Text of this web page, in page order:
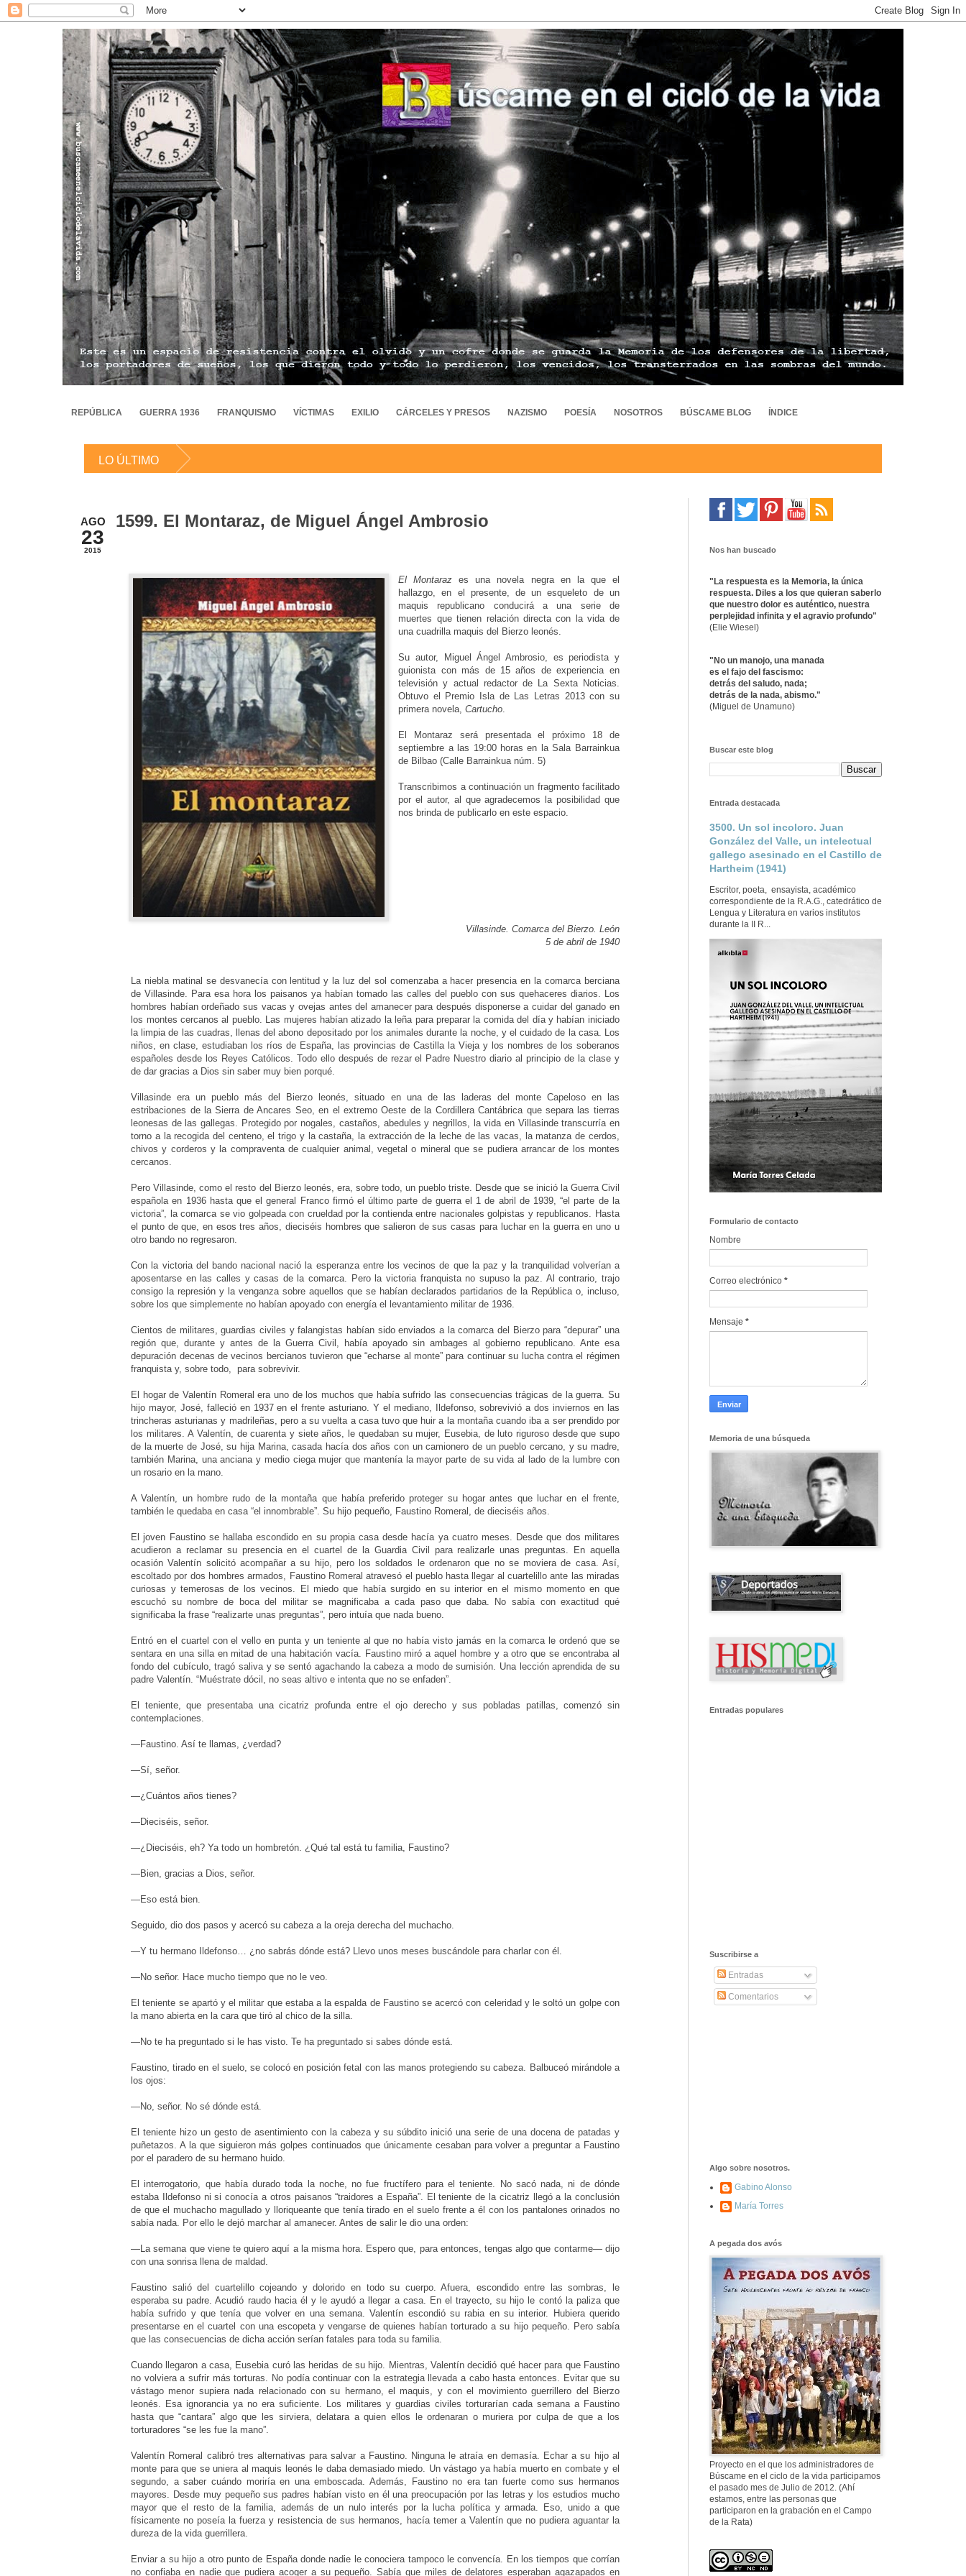
REPÚBLICA GUERRA 1936 FRANQUISMO VÍCTIMAS EXILIO CÁRCELES Y PRESOS NAZISMO POESÍA NOSOTROS BÚSCAME BLOG ÍNDICE
LO ÚLTIMO
AGO
23
2015
1599. El Montaraz, de Miguel Ángel Ambrosio
El Montaraz es una novela negra en la que
el
hallazgo, en el presente, de un esqueleto de un
maquis republicano
conducirá a una serie de
muertes que tienen relación directa con la vida de
una cuadrilla maquis del Bierzo leonés.
Su autor, Miguel Ángel Ambrosio, es periodista y
guionista con más de 15 años de experiencia en
televisión y actual redactor de La Sexta Noticias.
Obtuvo el Premio Isla de Las Letras 2013 con su
primera novela, Cartucho
El Montaraz será presentada el próximo 18 de
septiembre a las 19:00 horas en la Sala Barrainkua
de Bilbao (Calle Barrainkua núm. 5)
Transcribimos a continuación un fragmento facilitado
por el autor, al que agradecemos la posibilidad que
nos brinda de publicarlo en este espacio.
Villasinde. Comarca del Bierzo. León
5 de abril de 1940
La niebla matinal se desvanecía con lentitud y la luz del sol comenzaba a hacer presencia en la comarca berciana
de Villasinde. Para esa hora los paisanos ya habían tomado las calles del pueblo con sus quehaceres diarios. Los
hombres habían ordeñado sus vacas y ovejas antes del amanecer para después disponerse a cuidar del ganado en
los montes cercanos al pueblo. Las mujeres habían atizado la leña para preparar la comida del día y habían iniciado
la limpia de las cuadras, llenas del abono depositado por los animales durante la noche, y el cuidado de la casa. Los
niños, en clase, estudiaban los ríos de España, las provincias de Castilla la Vieja y los nombres de los soberanos
españoles desde los Reyes Católicos. Todo ello después de rezar el Padre Nuestro diario al principio de la clase y
de dar gracias a Dios sin saber muy bien porqué.
Villasinde era un pueblo más del Bierzo leonés,situado en una de las laderas del monte Capeloso en las
estribaciones de la Sierra de Ancares Seo, en el extremo Oeste de la Cordillera Cantábrica que separa las tierras
leonesas de las gallegas. Protegido por nogales, castaños, abedules y negrillos, la vida en Villasinde transcurría en
torno a la recogida del centeno, el trigo y la castaña, la extracción de la leche de las vacas, la matanza de cerdos,
chivos y corderos y la compraventa de cualquier animal, vegetal o mineral que se pudiera arrancar de los montes
cercanos.
Pero Villasinde, como el resto del Bierzo leonés, era, sobre todo, un pueblo triste. Desde que se inició la Guerra Civil
española en 1936 hasta que el general Franco firmó el último parte de guerra el 1 de abril de 1939, “el parte de la
victoria”, la comarca se vio golpeada con crueldad por la contienda entre nacionales golpistas y republicanos. Hasta
el punto de que, en esos tres años, dieciséis hombres que salieron de sus casas para luchar en la guerra en uno u
otro bando no regresaron.
Con la victoria del bando nacional nació la esperanza entre los vecinos de que la paz y la tranquilidad volverían a
aposentarse en las calles y casas de la comarca. Pero la victoria franquista no supuso la paz. Al contrario, trajo
consigo la represión y la venganza sobre aquellos que se habían declarados partidarios de la República o, incluso,
sobre los que simplemente no habían apoyado con energía el levantamiento militar de 1936.
Cientos de militares, guardias civiles y falangistas habían sido enviados a la comarca del Bierzo para “depurar” una
región que, durante y antes de la Guerra Civil, había apoyado sin ambages al gobierno republicano. Ante esa
depuración decenas de vecinos bercianos tuvieron que “echarse al monte” para continuar su lucha contra el régimen
franquista y, sobre todo,
para sobrevivir.
El hogar de Valentín Romeral era uno de los muchos que había sufrido las consecuencias trágicas de la guerra. Su
hijo mayor, José, falleció en 1937 en el frente asturiano. Y el mediano, Ildefonso, sobrevivió a dos inviernos en las
trincheras asturianas y madrileñas, pero a su vuelta a casa tuvo que huir a la montaña cuando iba a ser prendido por
los militares.
A Valentín, de cuarenta y siete años, le quedaban su mujer, Eusebia, de luto riguroso desde que supo
de la muerte de José, su hija Marina, casada hacía dos años con un camionero de un pueblo cercano, y su madre,
también Marina, una anciana y medio ciega mujer que mantenía la mayor parte de su vida al lado de la lumbre con
un rosario en la mano.
A Valentín, un hombre rudo de la montaña que había preferido proteger su hogar antes que luchar en el frente,
también le quedaba en casa “el innombrable”. Su hijo pequeño, Faustino Romeral, de dieciséis años.
El joven Faustino se hallaba escondido en su propia casa desde hacía ya cuatro meses. Desde que dos militares
acudieron a reclamar su presencia en el cuartel de la Guardia Civil para realizarle unas preguntas. En aquella
ocasión Valentín solicitó acompañar a su hijo, pero los soldados le ordenaron que no se moviera de casa. Así,
escoltado por dos hombres armados, Faustino Romeral atravesó el pueblo hasta llegar al cuartelillo ante las miradas
curiosas y temerosas de los vecinos. El miedo que había surgido en su interior en el mismo momento en que
escuchó su nombre de boca del militar se magnificaba a cada paso que daba. No sabía con exactitud qué
significaba la frase “realizarte unas preguntas”, pero intuía que nada bueno.
Entró en el cuartel con el vello en punta y un teniente al que no había visto jamás en la comarca le ordenó que se
sentara en una silla en mitad de una habitación vacía. Faustino miró a aquel hombre y a otro que se encontraba al
fondo del cubículo, tragó saliva y se sentó agachando la cabeza a modo de sumisión. Una lección aprendida de su
padre Valentín. “Muéstrate dócil, no seas altivo e intenta que no se enfaden”.
El teniente, que presentaba una cicatriz profunda entre el ojo derecho y sus pobladas patillas, comenzó sin
contemplaciones.
—Faustino. Así te llamas, ¿verdad?
—Sí, señor.
—¿Cuántos años tienes?
—Dieciséis, señor.
—¿Dieciséis, eh? Ya todo un hombretón. ¿Qué tal está tu familia, Faustino?
—Bien, gracias a Dios, señor.
—Eso está bien.
Seguido, dio dos pasos y acercó su cabeza a la oreja derecha del muchacho.
—Y tu hermano Ildefonso… ¿no sabrás dónde está? Llevo unos meses buscándole para charlar con él.
—No señor. Hace mucho tiempo que no le veo.
El teniente se apartó y el militar que estaba a la espalda de Faustino se acercó con celeridad y le soltó un golpe con
la mano abierta en la cara que tiró al chico de la silla.
—No te ha preguntado si le has visto. Te ha preguntado si sabes dónde está.
Faustino, tirado en el suelo, se colocó en posición fetal con las manos protegiendo su cabeza. Balbuceó mirándole a
los ojos:
—No, señor. No sé dónde está.
El teniente hizo un gesto de asentimiento con la cabeza y su súbdito inició una serie de una docena de patadas y
puñetazos. A la que siguieron más golpes continuados que únicamente cesaban para volver a preguntar a Faustino
por el paradero de su hermano huido.
El interrogatorio, que había durado toda la noche, no fue fructífero para el teniente. No sacó nada, ni de dónde
estaba Ildefonso ni si conocía a otros paisanos “traidores a España”. El teniente de la cicatriz llegó a la conclusión
de que el muchacho magullado y lloriqueante que tenía tirado en el suelo frente a él con los pantalones orinados no
sabía nada. Por ello le dejó marchar al amanecer. Antes de salir le dio una orden:
—La semana que viene te quiero aquí a la misma hora. Espero que, para entonces, tengas algo que contarme— dijo
con una sonrisa llena de maldad.
Faustino salió del cuartelillo cojeando y dolorido en todo su cuerpo. Afuera, escondido entre las sombras, le
esperaba su padre. Acudió raudo hacia él y le ayudó a llegar a casa. En el trayecto, su hijo le contó la paliza que
había sufrido y que tenía que volver en una semana. Valentín escondió su rabia en su interior. Hubiera querido
presentarse en el cuartel con una escopeta y vengarse de quienes habían torturado a su hijo pequeño. Pero sabía
que las consecuencias de dicha acción serían fatales para toda su familia.
Cuando llegaron a casa, Eusebia curó las heridas de su hijo. Mientras, Valentín decidió qué hacer para que Faustino
no volviera a sufrir más torturas. No podía continuar con la estrategia llevada a cabo hasta entonces. Evitar que su
vástago menor supiera nada relacionado con su hermano, el maquis, y con el movimiento guerrillero del Bierzo
leonés. Esa ignorancia ya no era suficiente. Los militares y guardias civiles torturarían cada semana a Faustino
hasta que “cantara” algo que les sirviera, delatara a quien ellos le ordenaran o muriera por culpa de que a los
torturadores “se les fue la mano”.
Valentín Romeral calibró tres alternativas para salvar a Faustino. Ninguna le atraía en demasía. Echar a su hijo al
monte para que se uniera al maquis leonés le daba demasiado miedo. Un vástago ya había muerto en combate y el
segundo, a saber cuándo moriría en una emboscada. Además, Faustino no era tan fuerte como sus hermanos
mayores. Desde muy pequeño sus padres habían visto en él una preocupación por las letras y los estudios mucho
mayor que el resto de la familia, además de un nulo interés por la lucha política y armada. Eso, unido a que
físicamente no poseía la fuerza y resistencia de sus hermanos, hacía temer a Valentín que no pudiera aguantar la
dureza de la vida guerrillera.
Enviar a su hijo a otro punto de España donde nadie le conociera tampoco le convencía. En los tiempos que corrían
no confiaba en nadie que pudiera acoger a su pequeño. Sabía que miles de delatores esperaban agazapados en
Nos han buscado
"La respuesta es la Memoria, la única
respuesta. Diles a los que quieran saberlo
que nuestro dolor es auténtico, nuestra
perplejidad infinita y el agravio profundo"
(Elie Wiesel)
"No un manojo, una manada
es el fajo del fascismo:
detrás del saludo, nada;
detrás de la nada, abismo."
(Miguel de Unamuno)
Buscar este blog
Entrada destacada
3500. Un sol incoloro. Juan
González del Valle, un intelectual
gallego asesinado en el Castillo de
Hartheim (1941)
Escritor, poeta, ensayista, académico
correspondiente de la R.A.G., catedrático de
Lengua y Literatura en varios institutos
durante la II R...
Formulario de contacto
Nombre
Correo electrónico *
Mensaje *
Memoria de una búsqueda
Entradas populares
Suscribirse a
Entradas
Comentarios
Algo sobre nosotros.
Gabino Alonso
María Torres
A pegada dos avós
Proyecto en el que los administradores de
Búscame en el ciclo de la vida participamos
el pasado mes de Julio de 2012. (Ahí
estamos, entre las personas que
participaron en la grabación en el Campo
de la Rata)